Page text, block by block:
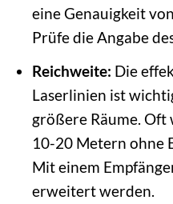
eine Genauigkeit
Prüfe die Angabe
Reichweite: Die
Laserlinien ist
größere Räume.
10-20 Metern ohne
Mit einem
erweitert werden.